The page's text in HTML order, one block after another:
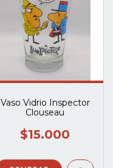
Vaso Vidrio Inspector
Clouseau
$15.000